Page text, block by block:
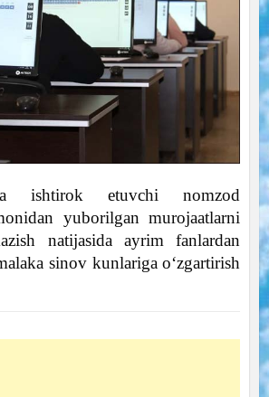
ishtirok etuvchi nomzod
yuborilgan murojaatlarni
natijasida ayrim fanlardan
sinov kunlariga oʻzgartirish